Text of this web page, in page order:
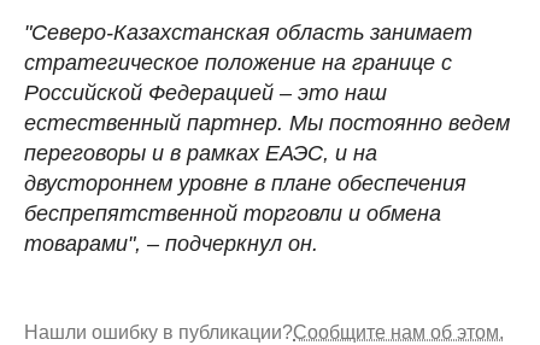
"Северо-Казахстанская область занимает
стратегическое положение на границе с
Российской Федерацией – это наш
естественный партнер. Мы постоянно ведем
переговоры и в рамках ЕАЭС, и на
двустороннем уровне в плане обеспечения
беспрепятственной торговли и обмена
товарами", – подчеркнул он.
Нашли ошибку в публикации?Сообщите нам об этом.